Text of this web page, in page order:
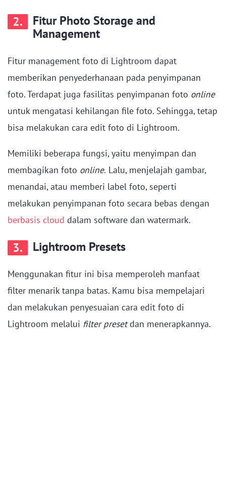
2.
Fitur Photo Storage and
Management
Fitur management foto di Lightroom dapat
memberikan penyederhanaan pada penyimpanan
foto. Terdapat juga fasilitas penyimpanan foto online
untuk mengatasi kehilangan file foto. Sehingga, tetap
bisa melakukan cara edit foto di Lightroom.
Memiliki beberapa fungsi, yaitu menyimpan dan
membagikan foto online. Lalu, menjelajah gambar,
menandai, atau memberi label foto, seperti
melakukan penyimpanan foto secara bebas dengan
berbasis cloud dalam software dan watermark.
3. Lightroom Presets
Menggunakan fitur ini bisa memperoleh manfaat
filter menarik tanpa batas. Kamu bisa mempelajari
dan melakukan penyesuaian cara edit foto di
Lightroom melalui filter presetdan menerapkannya.